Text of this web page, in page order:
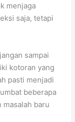
menjaga
saja, tetapi
sampai
kotoran yang
pasti menjadi
beberapa
baru